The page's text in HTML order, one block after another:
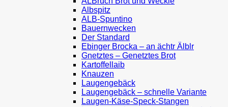
Albspitz
ALB-Spuntino
Bauernwecken
Der Standard
Ebinger Brocka – an ächtr Älblr
Gnetztes – Genetztes Brot
Kartoffellaib
Knauzen
Laugengebäck
Laugengebäck – schnelle Variante
Laugen-Käse-Speck-Stangen